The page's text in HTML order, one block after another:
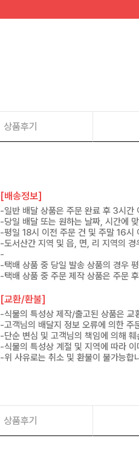
상품후기
[배송정보]
-일반 배달 상품은 주문 완료 후 3시간
-당일 배달 또는 원하는 날짜, 시간에
-평일 18시 이전 주문 건 및 주말 16시
-도서산간 지역 및 읍, 면, 리 지역의
-
-택배 상품 중 당일 발송 상품의 경우
-택배 상품 중 주문 제작 상품은 주문
[교환/환불]
-식물의 특성상 제작/출고된 상품은 교
-고객님의 배달지 정보 오류에 의한 주
-단순 변심 및 고객님의 책임에 의해
-식물의 특성상 계절 및 지역에 따라
-위 사유로는 취소 및 환불이 불가능합
상품후기